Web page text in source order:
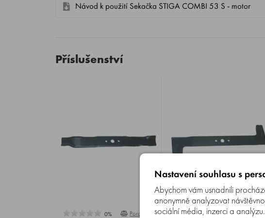
Návod k použití Sekačka STIGA COMBI 53 S - motor
Příslušenství
0% Porovnat 100% Porovnat
Nastavení souhlasu s
Abychom vám usnadnili
anonymně analyzovat
sociální média, inzerci a